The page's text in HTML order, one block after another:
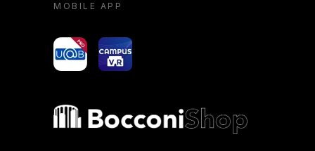
MOBILE APP
yoU@B Campus VR
Bocconi shop